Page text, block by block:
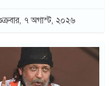
৭ অগাস্ট, ২০২৬